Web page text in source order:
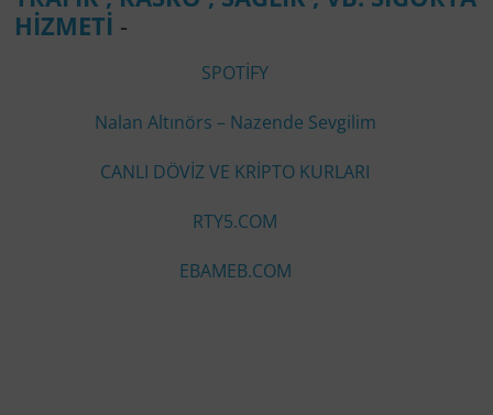
HİZMETİ -
SPOTİFY
Nalan Altınörs – Nazende Sevgilim
CANLI DÖVİZ VE KRİPTO KURLARI
RTY5.COM
EBAMEB.COM